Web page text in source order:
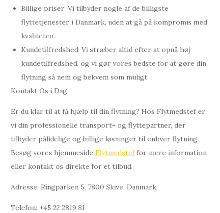
Billige priser: Vi tilbyder nogle af de billigste
flyttetjenester i Danmark, uden at gå på kompromis med
kvaliteten.
Kundetilfredshed: Vi stræber altid efter at opnå høj
kundetilfredshed, og vi gør vores bedste for at gøre din
flytning så nem og bekvem som muligt.
Kontakt Os i Dag
Er du klar til at få hjælp til din flytning? Hos Flytmedstef er
vi din professionelle transport- og flyttepartner, der
tilbyder pålidelige og billige løsninger til enhver flytning.
Besøg vores hjemmesideFlytmedsteffor mere information
eller kontakt os direkte for et tilbud.
Adresse: Ringparken 5, 7800 Skive, Danmark
Telefon: +45 22 2819 81